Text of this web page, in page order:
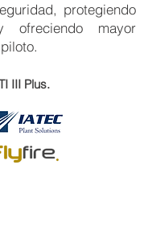
protegiendo
mayor
III Plus.